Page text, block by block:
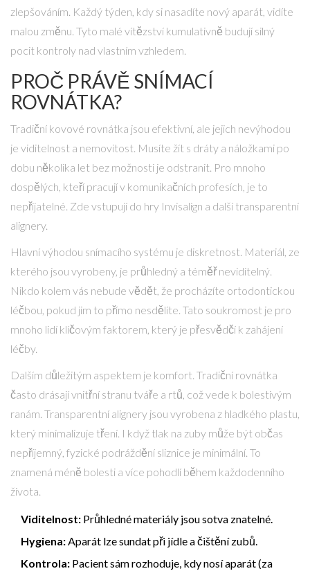
zlepšováním. Každý týden, kdy si nasadíte nový aparát, vidíte
malou změnu. Tyto malé vítězství kumulativně budují silný
pocit kontroly nad vlastním vzhledem.
PROČ PRÁVĚ SNÍMACÍ
ROVNÁTKA?
Tradiční kovové rovnátka jsou efektivní, ale jejich nevýhodou
je viditelnost a nemovitost. Musíte žít s dráty a náložkami po
dobu několika let bez možnosti je odstranit. Pro mnoho
dospělých, kteří pracují v komunikačních profesích, je to
nepřijatelné. Zde vstupují do hry Invisalign a další transparentní
alignery.
Hlavní výhodou snímacího systému je diskretnost. Materiál, ze
kterého jsou vyrobeny, je průhledný a téměř neviditelný.
Nikdo kolem vás nebude vědět, že procházíte ortodontickou
léčbou, pokud jim to přímo nesdělíte. Tato soukromost je pro
mnoho lidí klíčovým faktorem, který je přesvědčí k zahájení
léčby.
Dalším důležitým aspektem je komfort. Tradiční rovnátka
často drásají vnitřní stranu tváře a rtů, což vede k bolestivým
ranám. Transparentní alignery jsou vyrobena z hladkého plastu,
který minimalizuje tření. I když tlak na zuby může být občas
nepříjemný, fyzické podráždění sliznice je minimální. To
znamená méně bolesti a více pohodlí během každodenního
života.
Viditelnost: Průhledné materiály jsou sotva znatelné.
Hygiena:Aparát lze sundat při jídle a čištění zubů.
Kontrola: Pacient sám rozhoduje, kdy nosí aparát (za